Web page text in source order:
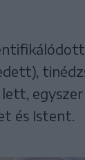
és Istent.